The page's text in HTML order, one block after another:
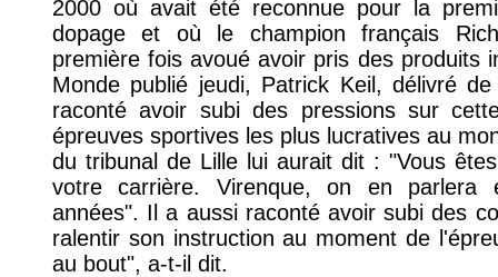
2000 où avait été reconnue pour la
dopage et où le champion français
première fois avoué avoir pris des produits
Monde publié jeudi, Patrick Keil, délivré
raconté avoir subi des pressions sur
épreuves sportives les plus lucratives au
du tribunal de Lille lui aurait dit : "Vous
votre carrière. Virenque, on en parlera
années". Il a aussi raconté avoir subi des
ralentir son instruction au moment de
au bout", a-t-il dit.